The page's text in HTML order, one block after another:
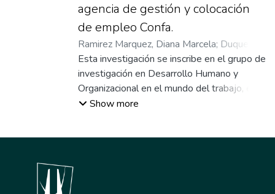
agencia de gestión y colocación
de empleo Confa.
Ramirez Marquez, Diana Marcela; Duque
Castro, Alexandra ;Valencia Mejia, Luis
Hernando;Tutor
Esta investigación se inscribe en el grupo de
investigación en Desarrollo Humano y
Organizacional en el mundo del trabajo, en
la línea de investigación Gerencia del
Show more